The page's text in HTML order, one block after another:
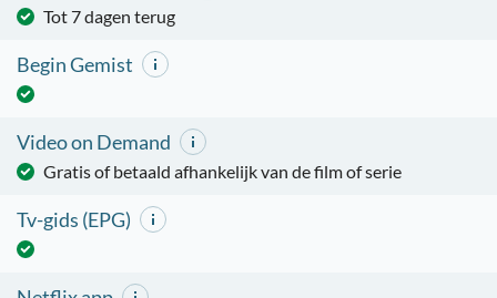
Tot 7 dagen terug
Begin Gemist
Video on Demand
Gratis of betaald afhankelijk van de film of serie
Tv-gids (EPG)